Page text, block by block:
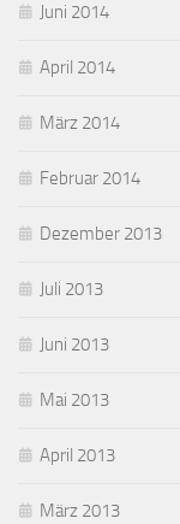
Juni 2014
April 2014
März 2014
Februar 2014
Dezember 2013
Juli 2013
Juni 2013
Mai 2013
April 2013
März 2013